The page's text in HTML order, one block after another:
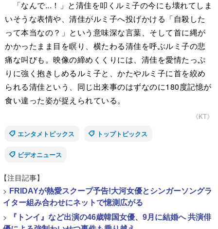
「なんで...！」と清佳を叩くルミ子の今にも壊れてしま
いそうな表情や、清佳がルミ子へ投げかける「自殺した
って本当なの？」という意味深な言葉、そして首に縄が
かかったまま目を瞑り、横たわる清佳を呼ぶルミ子の悲
痛な叫びも。映像の締めくくりには、清佳を愛情たっぷ
りに強く抱きしめるルミ子と、かたやルミ子に首を絞め
られる清佳という、同じ出来事のはずなのに180度記憶が
食い違った姿が捉えられている。
《KT》
エンタメトピックス
トップトピックス
ビデオニュース
【注目記事】
> FRIDAYが熱愛スクープ予告!大河女優とシンガーソングラ
イター組み合わせにネットで憶測広がる
>
『トンイ』など出演の46歳韓国女優、9月に結婚へ 共演俳